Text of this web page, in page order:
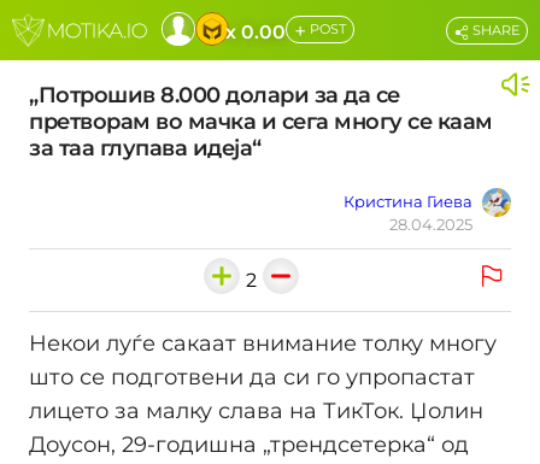
x 0.00 + POST
„Потрошив 8.000 долари за да се
претворам во мачка и сега многу се каам
за таа глупава идеја“
Кристина Гиева
28.04.2025
SHARE
2
Некои луѓе сакаат внимание толку многу
што се подготвени да си го упропастат
лицето за малку слава на ТикТок. Џолин
Доусон, 29-годишна „трендсетерка“ од